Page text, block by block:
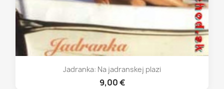
Jadranka: Na jadranskej plazi
9,00 €